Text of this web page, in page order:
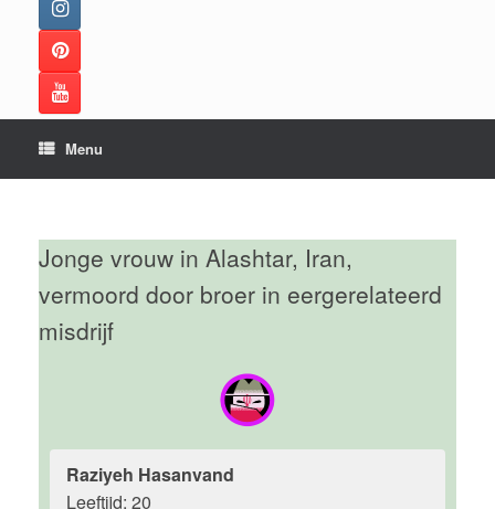
Menu
Jonge vrouw in Alashtar, Iran,
vermoord door broer in eergerelateerd
misdrijf
Raziyeh Hasanvand
Leeftijd: 20